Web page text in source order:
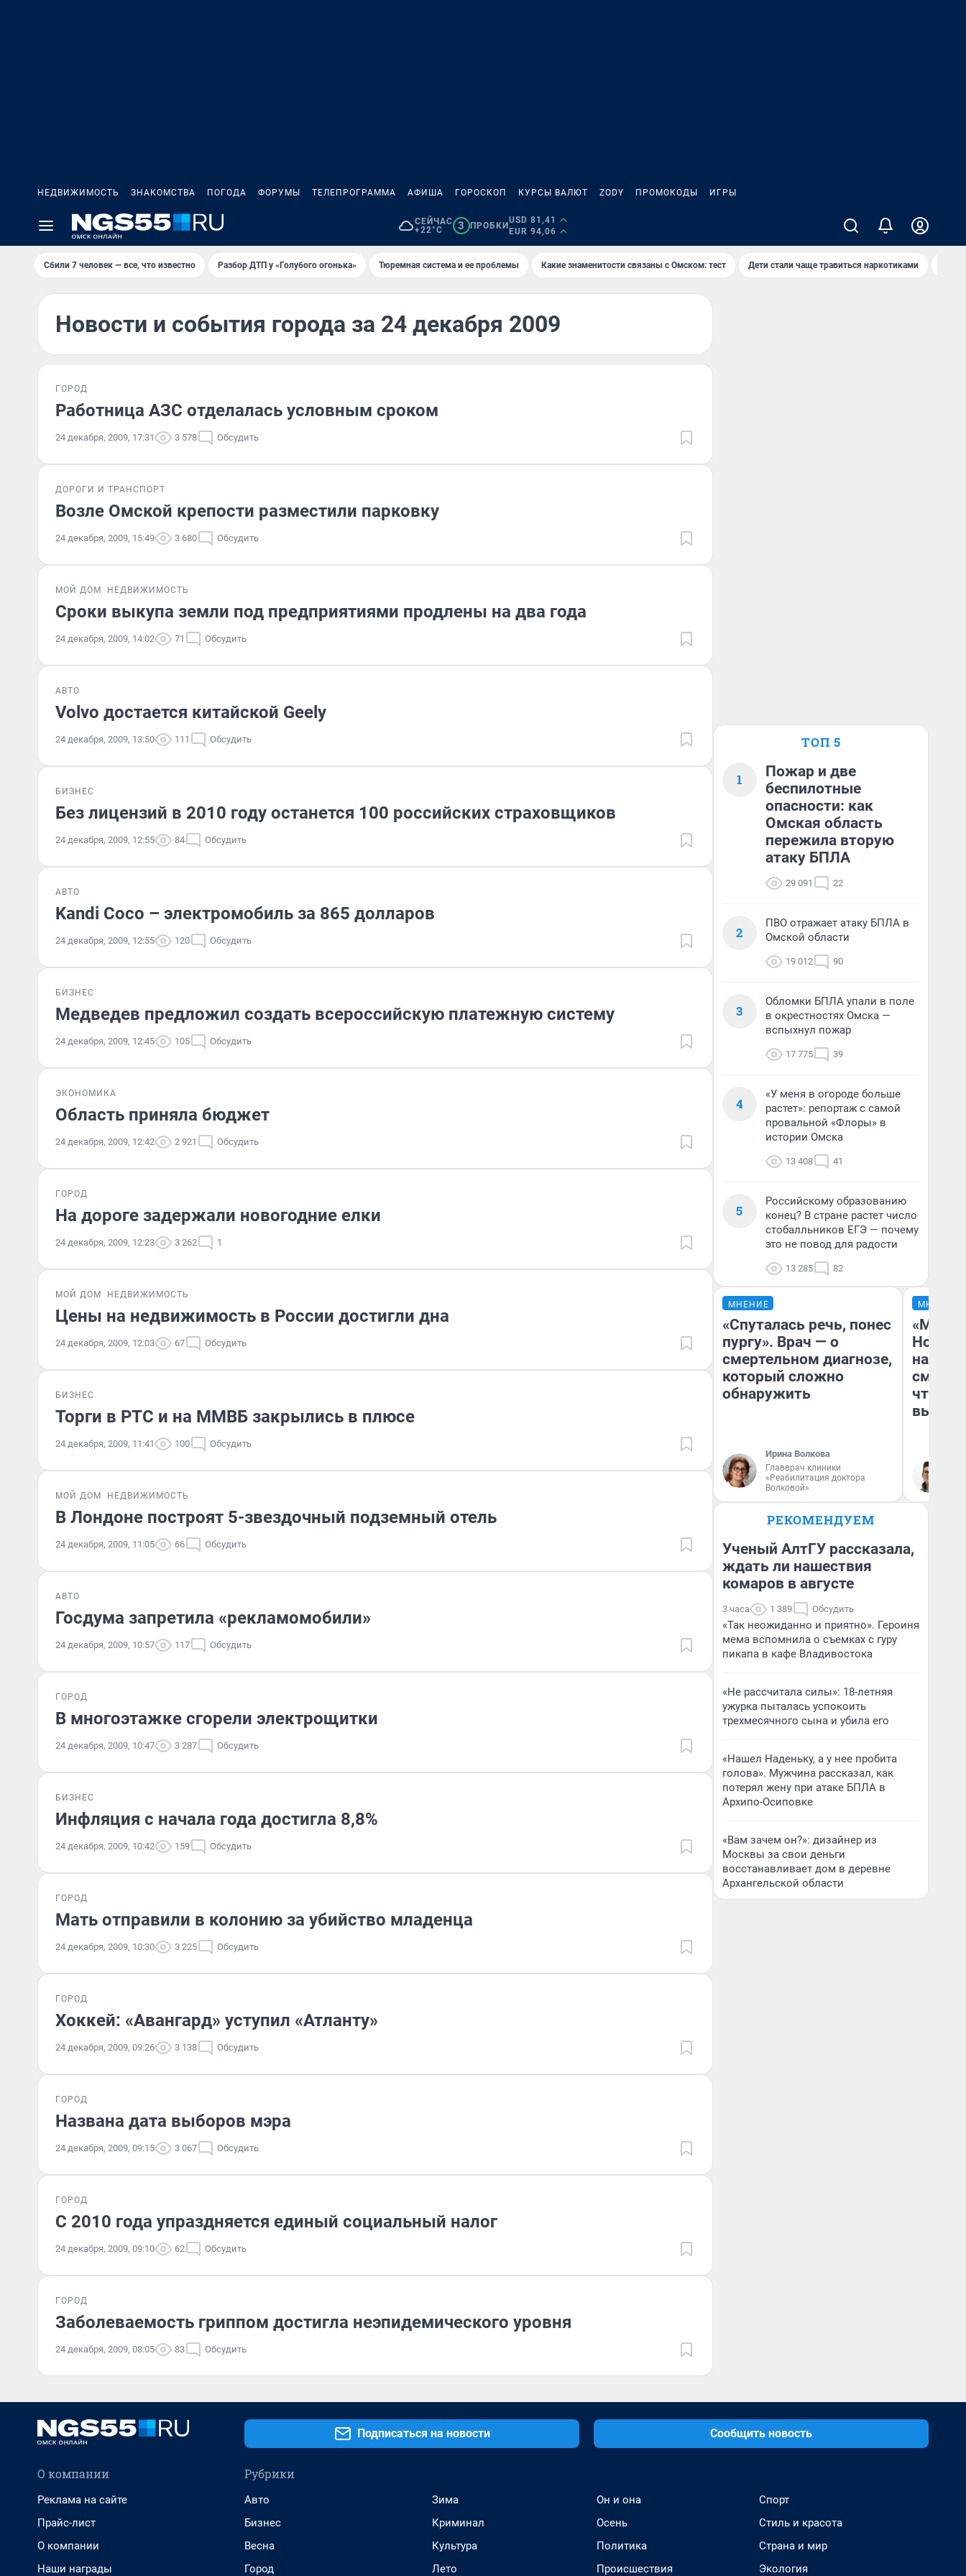
НЕДВИЖИМОСТЬ ЗНАКОМСТВА ПОГОДА ФОРУМЫ ТЕЛЕПРОГРАММА АФИША ГОРОСКОП КУРСЫ ВАЛЮТ ZODY ПРОМОКОДЫ ИГРЫ
СЕЙЧАС
+22°C
3 ПРОБКИ
USD 81,41
EUR 94,06
Сбили 7 человек — все, что известно Разбор ДТП у «Голубого огонька» Тюремная система и ее проблемы Какие знаменитости связаны с Омском: тест Дети стали чаще травиться наркотиками
Новости и события города за 24 декабря 2009
ГОРОД
Работница АЗС отделалась условным сроком
24 декабря, 2009, 17:31 3 578 Обсудить
ДОРОГИ И ТРАНСПОРТ
Возле Омской крепости разместили парковку
24 декабря, 2009, 15:49 3 680 Обсудить
МОЙ ДОМ НЕДВИЖИМОСТЬ
Сроки выкупа земли под предприятиями продлены на два года
24 декабря, 2009, 14:02 71 Обсудить
АВТО
Volvo достается китайской Geely
24 декабря, 2009, 13:50 111 Обсудить
БИЗНЕС
Без лицензий в 2010 году останется 100 российских страховщиков
24 декабря, 2009, 12:55 84 Обсудить
АВТО
Kandi Coco – электромобиль за 865 долларов
24 декабря, 2009, 12:55 120 Обсудить
БИЗНЕС
Медведев предложил создать всероссийскую платежную систему
24 декабря, 2009, 12:45 105 Обсудить
ЭКОНОМИКА
Область приняла бюджет
24 декабря, 2009, 12:42 2 921 Обсудить
ГОРОД
На дороге задержали новогодние елки
24 декабря, 2009, 12:23 3 262 1
МОЙ ДОМ НЕДВИЖИМОСТЬ
Цены на недвижимость в России достигли дна
24 декабря, 2009, 12:03 67 Обсудить
БИЗНЕС
Торги в РТС и на ММВБ закрылись в плюсе
24 декабря, 2009, 11:41 100 Обсудить
МОЙ ДОМ НЕДВИЖИМОСТЬ
В Лондоне построят 5-звездочный подземный отель
24 декабря, 2009, 11:05 66 Обсудить
АВТО
Госдума запретила «рекламомобили»
24 декабря, 2009, 10:57 117 Обсудить
ГОРОД
В многоэтажке сгорели электрощитки
24 декабря, 2009, 10:47 3 287 Обсудить
БИЗНЕС
Инфляция с начала года достигла 8,8%
24 декабря, 2009, 10:42 159 Обсудить
ГОРОД
Мать отправили в колонию за убийство младенца
24 декабря, 2009, 10:30 3 225 Обсудить
ГОРОД
Хоккей: «Авангард» уступил «Атланту»
24 декабря, 2009, 09:26 3 138 Обсудить
ГОРОД
Названа дата выборов мэра
24 декабря, 2009, 09:15 3 067 Обсудить
ГОРОД
С 2010 года упраздняется единый социальный налог
24 декабря, 2009, 09:10 62 Обсудить
ГОРОД
Заболеваемость гриппом достигла неэпидемического уровня
24 декабря, 2009, 08:05 83 Обсудить
ТОП 5
1
Пожар и две
беспилотные
опасности: как
Омская область
пережила вторую
атаку БПЛА
29 091 22
2
ПВО отражает атаку БПЛА в
Омской области
19 012 90
3
Обломки БПЛА упали в поле
в окрестностях Омска —
вспыхнул пожар
17 775 39
4
«У меня в огороде больше
растет»: репортаж с самой
провальной «Флоры» в
истории Омска
13 408 41
5
Российскому образованию
конец? В стране растет число
стобалльников ЕГЭ — почему
это не повод для радости
13 285 82
МНЕНИЕ
«Спуталась речь, понес
пургу». Врач — о
смертельном диагнозе,
который сложно
обнаружить
Ирина Волкова
Главврач клиники
«Реабилитация доктора
Волковой»
МНЕНИЕ
«Мы
чтобы
РЕКОМЕНДУЕМ
Ученый АлтГУ рассказала,
ждать ли нашествия
комаров в августе
3 часа 1 389 Обсудить
«Так неожиданно и приятно». Героиня
мема вспомнила о съемках с гуру
пикапа в кафе Владивостока
«Не рассчитала силы»: 18-летняя
ужурка пыталась успокоить
трехмесячного сына и убила его
«Нашел Наденьку, а у нее пробита
голова». Мужчина рассказал, как
потерял жену при атаке БПЛА в
Архипо-Осиповке
«Вам зачем он?»: дизайнер из
Москвы за свои деньги
восстанавливает дом в деревне
Архангельской области
Подписаться на новости Сообщить новость
О компании
Реклама на сайте
Прайс-лист
О компании
Наши награды
Рубрики
Авто
Бизнес
Весна
Город
Зима
Криминал
Культура
Лето
Он и она
Осень
Политика
Происшествия
Спорт
Стиль и красота
Страна и мир
Экология